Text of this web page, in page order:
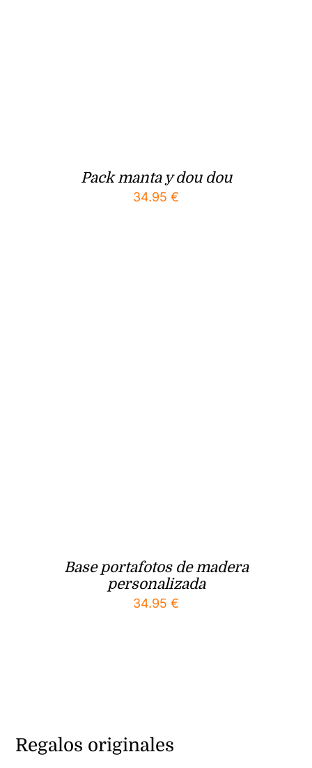
Pack manta y dou dou
34.95 €
Base portafotos de madera
personalizada
34.95 €
Regalos originales